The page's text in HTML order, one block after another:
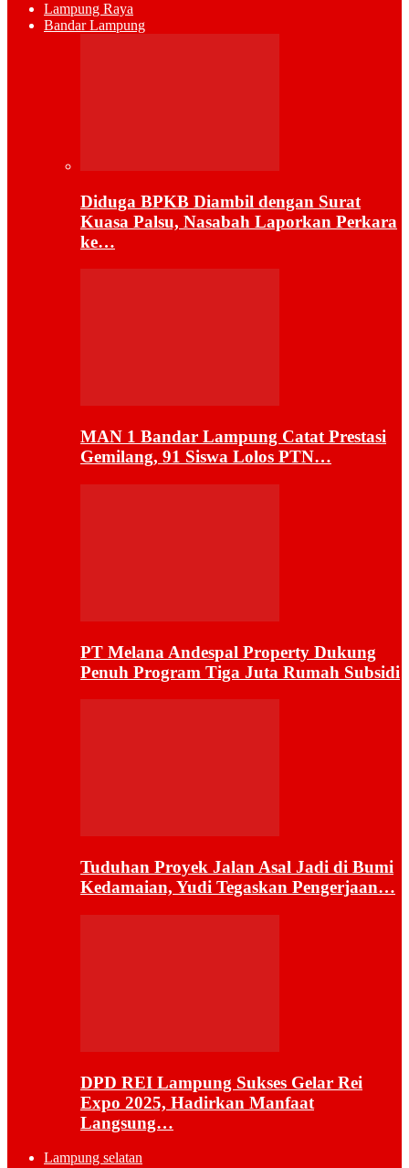
Lampung Raya
Bandar Lampung
Diduga BPKB Diambil dengan Surat
Kuasa Palsu, Nasabah Laporkan Perkara
ke…
MAN 1 Bandar Lampung Catat Prestasi
Gemilang, 91 Siswa Lolos PTN…
PT Melana Andespal Property Dukung
Penuh Program Tiga Juta Rumah Subsidi
Tuduhan Proyek Jalan Asal Jadi di Bumi
Kedamaian, Yudi Tegaskan Pengerjaan…
DPD REI Lampung Sukses Gelar Rei
Expo 2025, Hadirkan Manfaat
Langsung…
Lampung selatan